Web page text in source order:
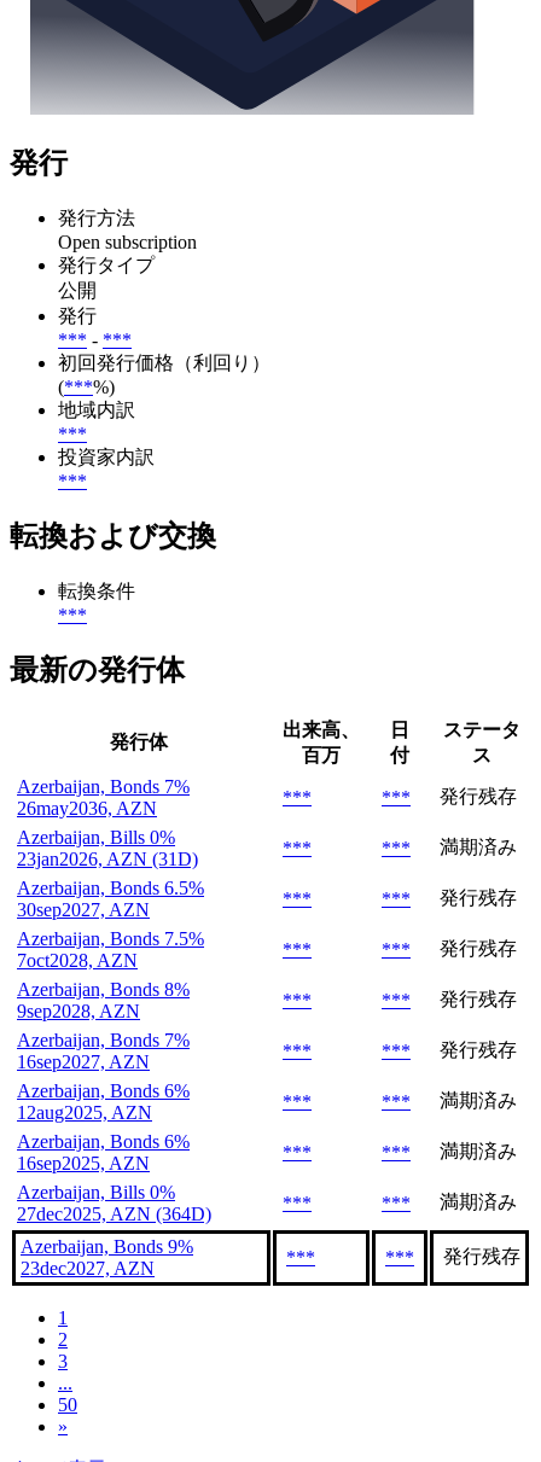
発行
発行方法
Open subscription
発行タイプ
公開
発行
*** - ***
初回発行価格（利回り）
(***%)
地域内訳
***
投資家内訳
***
転換および交換
転換条件
***
最新の発行体
発行体
出来高、
百万
日
付
ステータ
ス
Azerbaijan, Bonds 7%
26may2036, AZN
*** ***
発行残存
Azerbaijan, Bills 0%
23jan2026, AZN (31D)
*** ***
満期済み
Azerbaijan, Bonds 6.5%
30sep2027, AZN
*** ***
発行残存
Azerbaijan, Bonds 7.5%
7oct2028, AZN
*** ***
発行残存
Azerbaijan, Bonds 8%
9sep2028, AZN
*** ***
発行残存
Azerbaijan, Bonds 7%
16sep2027, AZN
*** ***
発行残存
Azerbaijan, Bonds 6%
12aug2025, AZN
*** ***
満期済み
Azerbaijan, Bonds 6%
16sep2025, AZN
*** ***
満期済み
Azerbaijan, Bills 0%
27dec2025, AZN (364D)
*** *** 満期済み
Azerbaijan, Bonds 9%
23dec2027, AZN
*** *** 発行残存
1
2
3
...
50
»